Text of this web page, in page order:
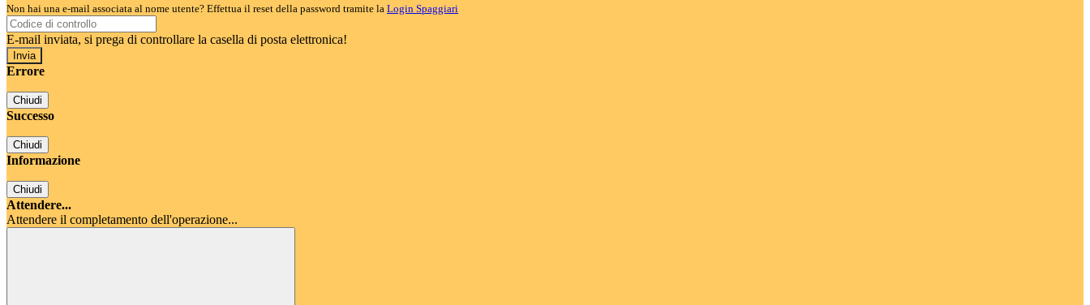
Non hai una e-mail associata al nome utente? Effettua il reset della password tramite la Login Spaggiari
E-mail inviata, si prega di controllare la casella di posta elettronica!
Errore
Chiudi
Successo
Chiudi
Informazione
Chiudi
Attendere...
Attendere il completamento dell'operazione...